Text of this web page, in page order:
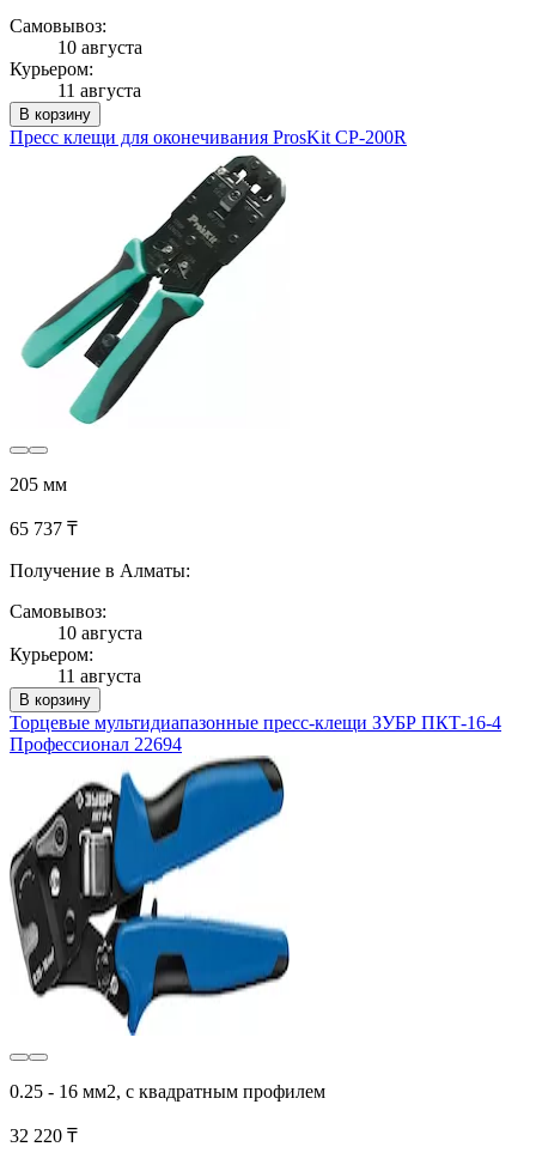
Самовывоз:
10 августа
Курьером:
11 августа
В корзину
Пресс клещи для оконечивания ProsKit CP-200R
205 мм
65 737 ₸
Получение в Алматы:
Самовывоз:
10 августа
Курьером:
11 августа
В корзину
Торцевые мультидиапазонные пресс-клещи ЗУБР ПКТ-16-4
Профессионал 22694
0.25 - 16 мм2, с квадратным профилем
32 220 ₸